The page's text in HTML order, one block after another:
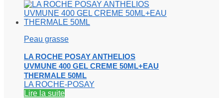
Peau grasse
LA ROCHE POSAY ANTHELIOS
UVMUNE 400 GEL CREME 50ML+EAU
THERMALE 50ML
LA ROCHE-POSAY
Lire la suite